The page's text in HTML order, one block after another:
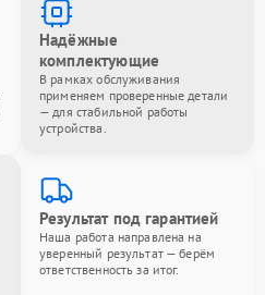
Надёжные
комплектующие
В рамках обслуживания
применяем проверенные детали
— для стабильной работы
устройства.
Результат под гарантией
Наша работа направлена на
уверенный результат — берём
ответственность за итог.